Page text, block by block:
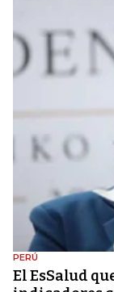
PERÚ
El EsSalud